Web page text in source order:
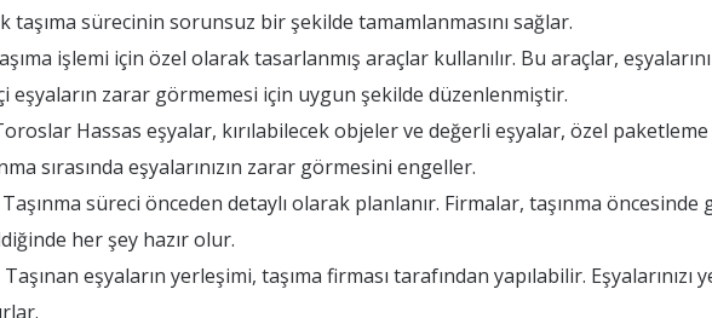
sürecinin sorunsuz bir şekilde tamamlanmasını sağlar.
işlemi için özel olarak tasarlanmış araçlar kullanılır. Bu araçlar,
eşyaların zarar görmemesi için uygun şekilde düzenlenmiştir.
Hassas eşyalar, kırılabilecek objeler ve değerli eşyalar, özel
sırasında eşyalarınızın zarar görmesini engeller.
süreci önceden detaylı olarak planlanır. Firmalar, taşınma öncesinde
her şey hazır olur.
eşyaların yerleşimi, taşıma firması tarafından yapılabilir. Eşyalarınızı